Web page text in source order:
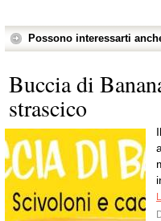
Possono interessarti
Buccia di
strascico